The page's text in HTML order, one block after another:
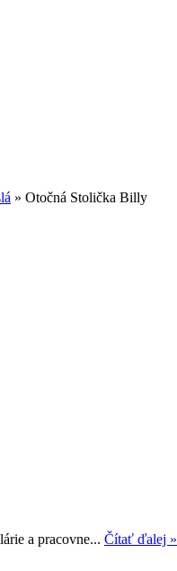
» Otočná Stolička Billy
a pracovne... Čítať ďalej »